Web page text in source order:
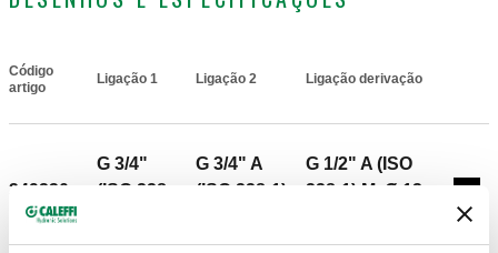
Código
artigo
Ligação 1 Ligação 2 Ligação derivação
349230
G 3/4"
(ISO 228-
G 3/4" A
(ISO 228-1)
G 1/2" A (ISO
228-1) M, Ø 13